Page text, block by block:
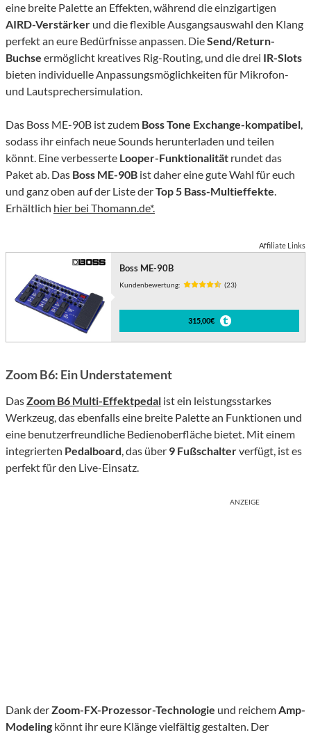
eine breite Palette an Effekten, während die einzigartigen
AIRD-Verstärker und die flexible Ausgangsauswahl den Klang
perfekt an eure Bedürfnisse anpassen. DieSend/Return-
Buchse ermöglicht kreatives Rig-Routing, und die drei IR-Slots
bieten individuelle Anpassungsmöglichkeiten für Mikrofon-
und Lautsprechersimulation.
Das Boss ME-90B ist zudem Boss Tone Exchange-kompatibel,
sodass ihr einfach neue Sounds herunterladen und teilen
könnt. Eine verbesserte Looper-Funktionalität rundet das
Paket ab. Das Boss ME-90B ist daher eine gute Wahl für euch
und ganz oben auf der Liste derTop 5 Bass-Multieffekte.
Erhältlich hier bei Thomann.de*.
Affiliate Links
Boss ME-90B
Kundenbewertung: (23)
315,00€
Zoom B6: Ein Understatement
DasZoom B6 Multi-Effektpedal ist ein leistungsstarkes
Werkzeug, das ebenfalls eine breite Palette an Funktionen und
eine benutzerfreundliche Bedienoberfläche bietet. Mit einem
integrierten Pedalboard, das über 9 Fußschalterverfügt, ist es
perfekt für den Live-Einsatz.
ANZEIGE
Dank derZoom-FX-Prozessor-Technologie und reichemAmp-
Modeling könnt ihr eure Klänge vielfältig gestalten. Der